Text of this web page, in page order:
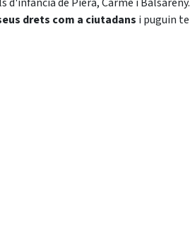
drets com a ciutadans i puguin